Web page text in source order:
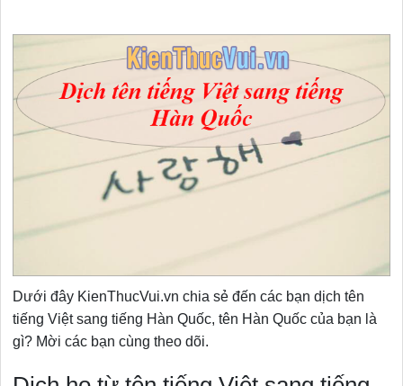
Dưới đây KienThucVui.vn chia sẻ đến các bạn dịch tên
tiếng Việt sang tiếng Hàn Quốc, tên Hàn Quốc của bạn là
gì? Mời các bạn cùng theo dõi.